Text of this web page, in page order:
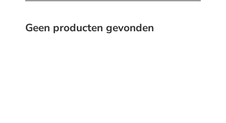
Geen producten gevonden